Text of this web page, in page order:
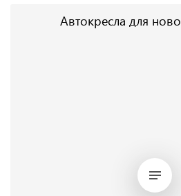
Автокресла для